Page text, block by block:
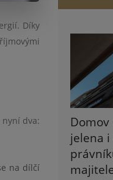
Díky
dva:
na dílčí
jelena